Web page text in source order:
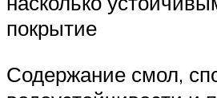
покрытие
Содержание смол,